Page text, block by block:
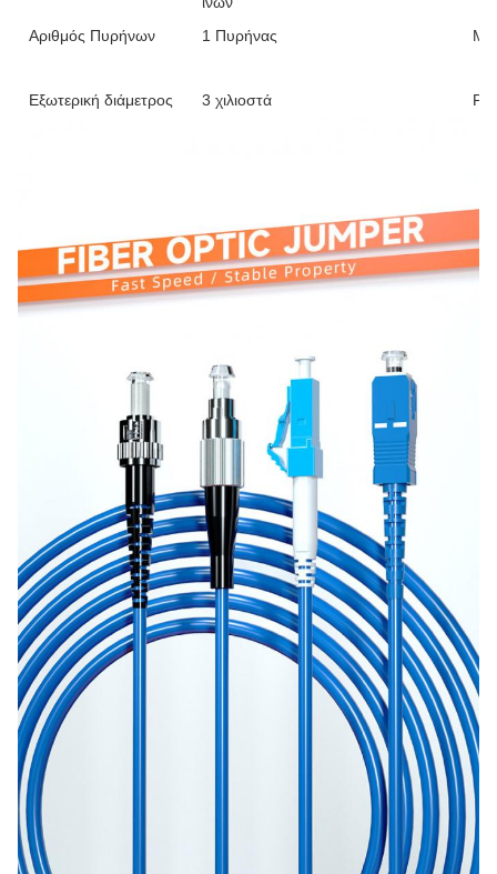
Αριθμός Πυρήνων 1 Πυρήνας
Εξωτερική διάμετρος 3 χιλιοστά